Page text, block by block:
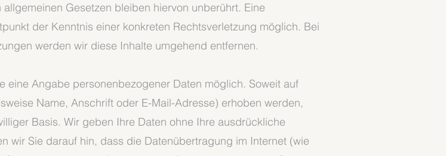
Gesetzen bleiben hiervon unberührt. Eine
der Kenntnis einer konkreten Rechtsverletzung möglich. Bei
werden wir diese Inhalte umgehend entfernen.
eine Angabe personenbezogener Daten möglich. Soweit auf
Name, Anschrift oder E-Mail-Adresse) erhoben werden,
Basis. Wir geben Ihre Daten ohne Ihre ausdrückliche
wir Sie darauf hin, dass die Datenübertragung im Internet (wie